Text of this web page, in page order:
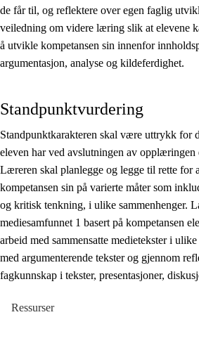
de får til, og reflektere over egen faglig
veiledning om videre læring slik at elevene
å utvikle kompetansen sin innenfor
argumentasjon, analyse og kildeferdighet.
Standpunktvurdering
Standpunktkarakteren skal være uttrykk for
eleven har ved avslutningen av opplæringen
Læreren skal planlegge og legge til rette for
kompetansen sin på varierte måter som
og kritisk tenkning, i ulike sammenhenger.
mediesamfunnet 1 basert på kompetansen
arbeid med sammensatte medietekster i
med argumenterende tekster og gjennom
fagkunnskap i tekster, presentasjoner,
Ressurser